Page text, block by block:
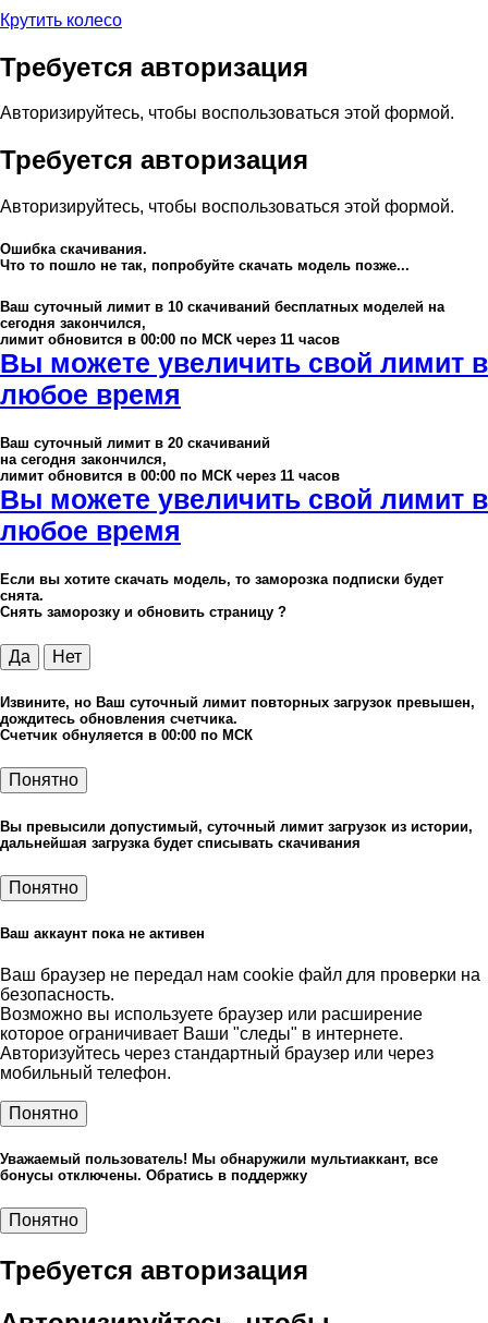
Крутить колесо
Требуется авторизация
Авторизируйтесь, чтобы воспользоваться этой формой.
Требуется авторизация
Авторизируйтесь, чтобы воспользоваться этой формой.
Ошибка скачивания.
Что то пошло не так, попробуйте скачать модель позже...
Ваш суточный лимит в 10 скачиваний бесплатных моделей на
сегодня закончился,
лимит обновится в 00:00 по МСК через 11 часов
Вы можете увеличить свой лимит в
любое время
Ваш суточный лимит в 20 скачиваний
на сегодня закончился,
лимит обновится в 00:00 по МСК через 11 часов
Вы можете увеличить свой лимит в
любое время
Если вы хотите скачать модель, то заморозка подписки будет
снята.
Снять заморозку и обновить страницу ?
Да Нет
Извините, но Ваш суточный лимит повторных загрузок превышен,
дождитесь обновления счетчика.
Счетчик обнуляется в 00:00 по МСК
Понятно
Вы превысили допустимый, суточный лимит загрузок из истории,
дальнейшая загрузка будет списывать скачивания
Понятно
Ваш аккаунт пока не активен
Ваш браузер не передал нам cookie файл для проверки на
безопасность.
Возможно вы используете браузер или расширение
которое ограничивает Ваши "следы" в интернете.
Авторизуйтесь через стандартный браузер или через
мобильный телефон.
Понятно
Уважаемый пользователь! Мы обнаружили мультиаккант, все
бонусы отключены. Обратись в поддержку
Понятно
Требуется авторизация